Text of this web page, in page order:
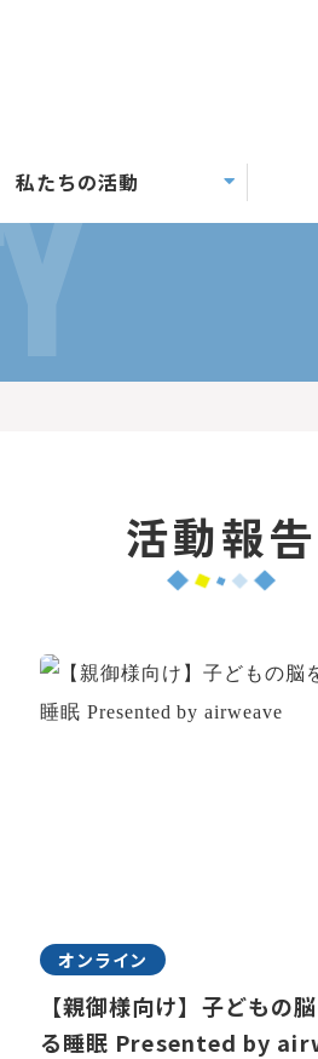
私たちの活動
活動報告
オンライン
【親御様向け】子どもの
る睡眠 Presented by